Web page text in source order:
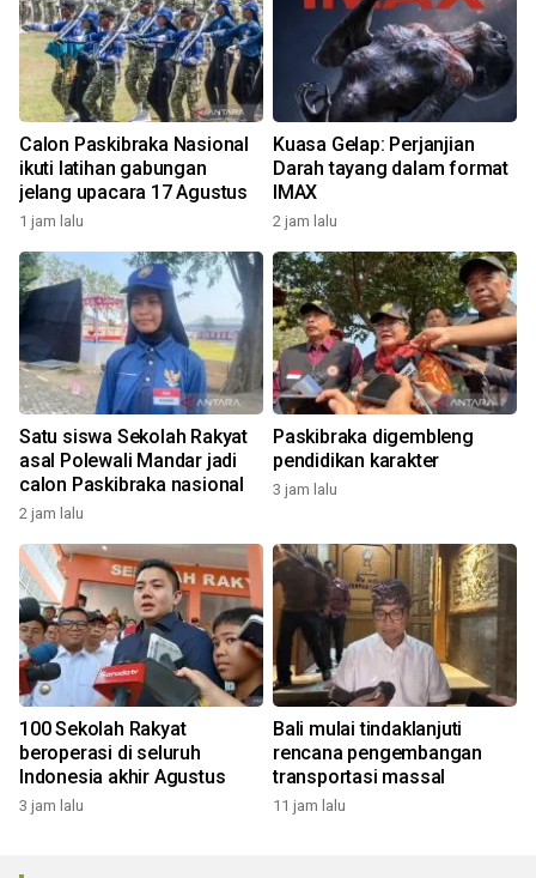
Calon Paskibraka Nasional
ikuti latihan gabungan
jelang upacara 17 Agustus
1 jam lalu
Kuasa Gelap: Perjanjian
Darah tayang dalam format
IMAX
2 jam lalu
Satu siswa Sekolah Rakyat
asal Polewali Mandar jadi
calon Paskibraka nasional
2 jam lalu
Paskibraka digembleng
pendidikan karakter
3 jam lalu
100 Sekolah Rakyat
beroperasi di seluruh
Indonesia akhir Agustus
3 jam lalu
Bali mulai tindaklanjuti
rencana pengembangan
transportasi massal
11 jam lalu